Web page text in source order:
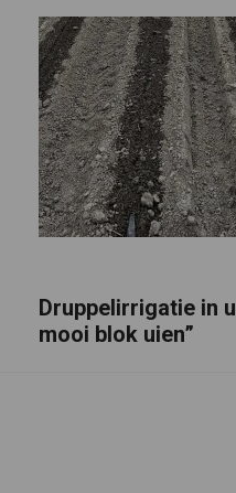
Druppelirrigatie in
mooi blok uien”